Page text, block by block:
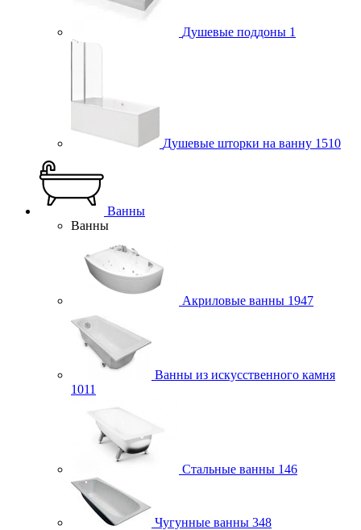
Душевые поддоны 1
Душевые шторки на ванну 1510
Ванны
Ванны
Акриловые ванны 1947
Ванны из искусственного камня
1011
Стальные ванны 146
Чугунные ванны 348